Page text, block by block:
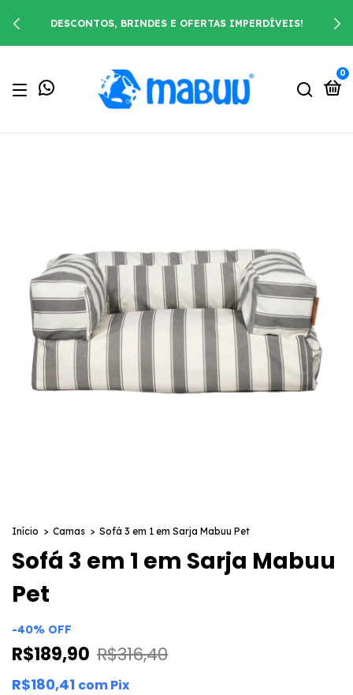
DESCONTOS, BRINDES E OFERTAS IMPERDÍVEIS!
0
Início > Camas > Sofá 3 em 1 em Sarja Mabuu Pet
Sofá 3 em 1 em Sarja Mabuu
Pet
-40% OFF
R$189,90 R$316,40
R$180,41 comPix